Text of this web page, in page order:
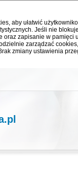
aby ułatwić
Jeśli nie
oraz zapisanie w pamięci
zarządzać
zmiany ustawienia